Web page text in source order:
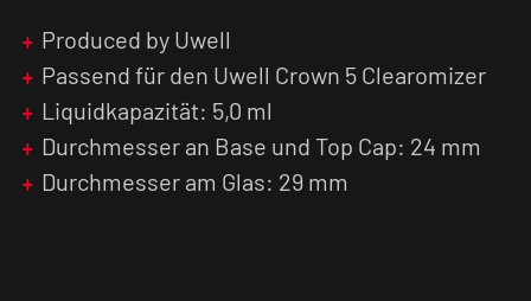
Produced by Uwell
Passend für den Uwell Crown 5 Clearomizer
Liquidkapazität: 5,0 ml
Durchmesser an Base und Top Cap: 24 mm
Durchmesser am Glas: 29 mm